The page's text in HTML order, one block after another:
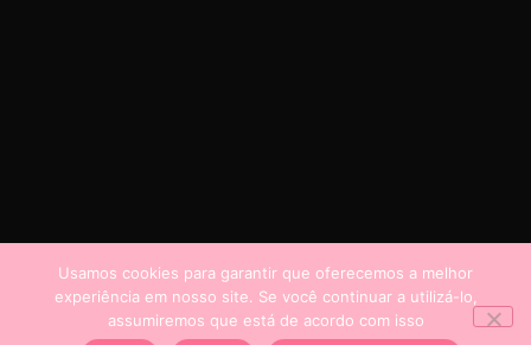
Usamos cookies para garantir que oferecemos a melhor
experiência em nosso site. Se você continuar a utilizá-lo,
assumiremos que está de acordo com isso